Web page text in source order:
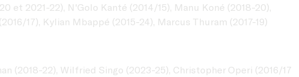
et 2021-22), N'Golo Kanté (2014/15), Manu Koné (2018-20),
17), Kylian Mbappé (2015-24), Marcus Thuram (2017-19)
(2018-22), Wilfried Singo (2023-25), Christopher Operi (2016/17